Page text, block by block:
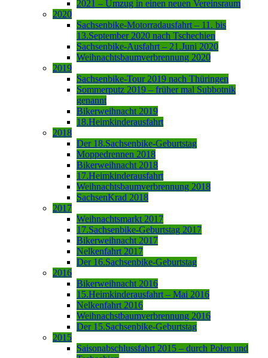
2021 – Umzug in einen neuen Vereinsraum
2020
Sachsenbike-Motorradausfahrt – 11. bis
13.September 2020 nach Tschechien
Sachsenbike-Ausfahrt – 21.Juni 2020
Weihnachtsbaumverbrennung 2020
2019
Sachsenbike-Tour 2019 nach Thüringen
Sommerputz 2019 – früher mal Subbotnik
genannt
Bikerweihnacht 2019
18.Heimkinderausfahrt
2018
Der 18.Sachsenbike-Geburtstag
Moppedrennen 2018
Bikerweihnacht 2018
17.Heimkinderausfahrt
Weihnachtsbaumverbrennung 2018
SachsenKrad 2018
2017
Weihnachtsmarkt 2017
17.Sachsenbike-Geburtstag 2017
Bikerweihnacht 2017
Nelkenfahrt 2017
Der 16.Sachsenbike-Geburtstag
2016
Bikerweihnacht 2016
15.Heimkinderausfahrt – Mai 2016
Nelkenfahrt 2016
Weihnachstbaumverbrennung 2016
Der 15.Sachsenbike-Geburtstag
2015
Saisonabschlussfahrt 2015 – durch Polen und